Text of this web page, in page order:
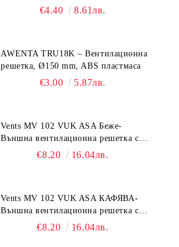
€4.40 8.61лв.
AWENTA TRU18K – Вентилационна
решетка, Ø150 mm, ABS пластмаса
€3.00 5.87лв.
Vents MV 102 VUK ASA Беже-
Външна вентилационна решетка с
гравитачна клапа Ø 100, Ø 125,
€8.20 16.04лв.
Vents MV 102 VUK ASA КАФЯВА-
Външна вентилационна решетка с
гравитачна клапа Ø 100, Ø 125,
€8.20 16.04лв.